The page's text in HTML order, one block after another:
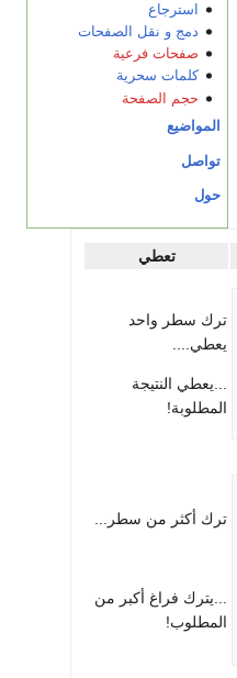
استرجاع
دمج و نقل الصفحات
صفحات فرعية
كلمات سحرية
حجم الصفحة
المواضيع
تواصل
حول
تعطي
ترك سطر واحد
يعطي....
...يعطي النتيجة
المطلوبة!
ترك أكثر من سطر...
...يترك فراغ أكبر من
المطلوب!